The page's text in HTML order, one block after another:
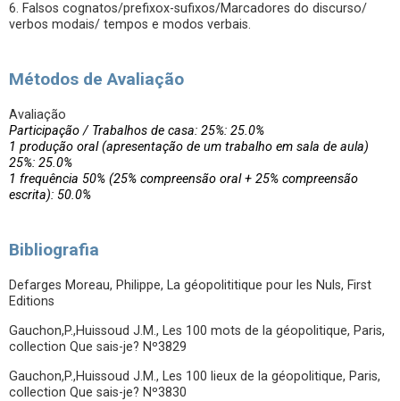
6. Falsos cognatos/prefixox-sufixos/Marcadores do discurso/
verbos modais/ tempos e modos verbais.
Métodos de Avaliação
Avaliação
Participação / Trabalhos de casa: 25%: 25.0%
1 produção oral (apresentação de um trabalho em sala de aula)
25%: 25.0%
1 frequência 50% (25% compreensão oral + 25% compreensão
escrita): 50.0%
Bibliografia
Defarges Moreau, Philippe, La géopolititique pour les Nuls, First
Editions
Gauchon,P.,Huissoud J.M., Les 100 mots de la géopolitique, Paris,
collection Que sais-je? Nº3829
Gauchon,P.,Huissoud J.M., Les 100 lieux de la géopolitique, Paris,
collection Que sais-je? Nº3830